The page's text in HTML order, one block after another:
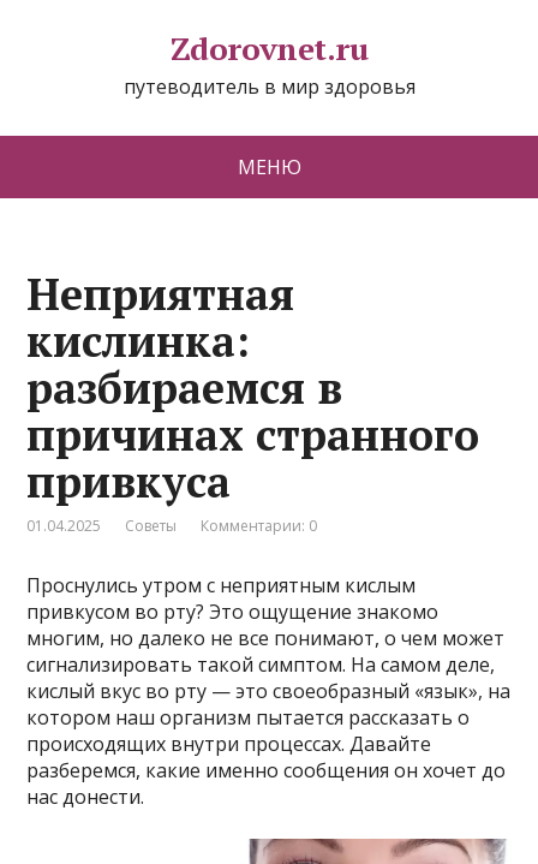
Zdorovnet.ru
путеводитель в мир здоровья
МЕНЮ
Неприятная
кислинка:
разбираемся в
причинах странного
привкуса
01.04.2025 Советы Комментарии: 0
Проснулись утром с неприятным кислым
привкусом во рту? Это ощущение знакомо
многим, но далеко не все понимают, о чем может
сигнализировать такой симптом. На самом деле,
кислый вкус во рту — это своеобразный «язык», на
котором наш организм пытается рассказать о
происходящих внутри процессах. Давайте
разберемся, какие именно сообщения он хочет до
нас донести.